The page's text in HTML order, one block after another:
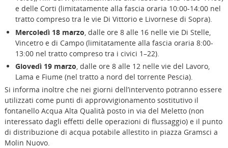
e delle Corti (limitatamente alla fascia oraria 10:00-14:00 nel
tratto compreso tra le vie Di Vittorio e Livornese di Sopra).
Mercoledì 18 marzo , dalle ore 8 alle 16 nelle vie Di Stelle,
Vincetro e di Campo (limitatamente alla fascia oraria 8:00-
13:00 nel tratto compreso tra i civici 1–22).
Giovedì 19 marzo , dalle ore 8 alle 12 nelle vie del Lavoro,
Lama e Fiume (nel tratto a nord del torrente Pescia).
Si informa inoltre che nei giorni dell’intervento potranno essere
utilizzati come punti di approvvigionamento sostitutivo il
fontanello Acqua Alta Qualità posto in via del Meletto (non
interessato dagli effetti delle operazioni di flussaggio) e il punto
di distribuzione di acqua potabile allestito in piazza Gramsci a
Molin Nuovo.